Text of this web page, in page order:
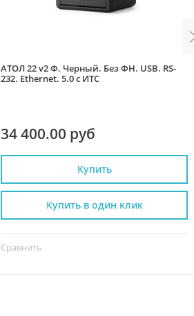
АТОЛ 22 v2 Ф. Черный. Без ФН. USB. RS-
232. Ethernet. 5.0 с ИТС
34 400.00 руб
Купить
Сравнить
Купить в один клик